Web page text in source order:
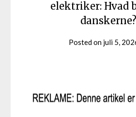
elektriker: Hvad
danskerne?
Posted on juli 5,